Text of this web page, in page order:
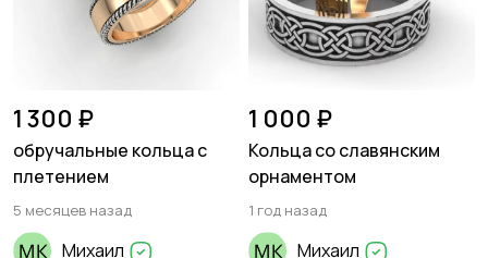
1 300 ₽
обручальные кольца с
плетением
5 месяцев назад
Михаил
1 000 ₽
Кольца со славянским
орнаментом
1 год назад
Михаил